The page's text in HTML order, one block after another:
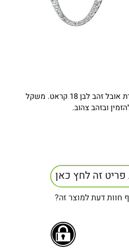
עגילי יהלומים יוקרתיים בצורת אובל זהב לבן 18 קראט. משקל
זה לחץ כאן
חוות דעת למוצר זה?